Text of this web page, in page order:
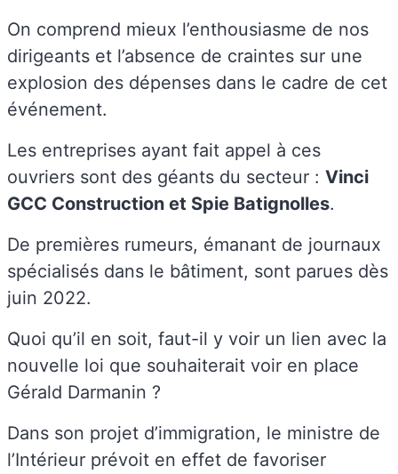
On comprend mieux l’enthousiasme de nos
dirigeants et l’absence de craintes sur une
explosion des dépenses dans le cadre de cet
événement.
Les entreprises ayant fait appel à ces
ouvriers sont des géants du secteur : Vinci
GCC Construction et Spie Batignolles.
De premières rumeurs, émanant de journaux
spécialisés dans le bâtiment, sont parues dès
juin 2022.
Quoi qu’il en soit, faut-il y voir un lien avec la
nouvelle loi que souhaiterait voir en place
Gérald Darmanin ?
Dans son projet d’immigration, le ministre de
l’Intérieur prévoit en effet de favoriser